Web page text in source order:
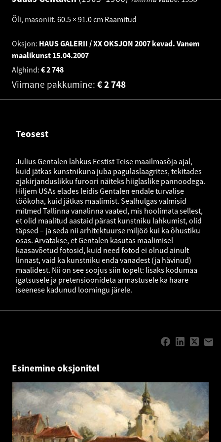
Õli, masoniit. 60.5 × 91.0 cm Raamitud
Oksjon: HAUS GALERII / XX OKSJON 2007 kevad. Vanem
maalikunst 15.04.2007
Alghind:
2 748
€
Viimane pakkumine: 2 748
€
Teosest
Julius Gentalen lahkus Eestist Teise maailmasõja ajal,
kuid jätkas kunstnikuna juba pagulaslaagrites, tekitades
ajakirjanduslikku furoori näiteks hiiglaslike pannoodega.
Hiljem USAs elades leidis Gentalen endale turvalise
töökoha, kuid jätkas maalimist. Sealhulgas valmisid
mitmed Tallinna vanalinna vaated, mis hoolimata sellest,
et olid maalitud aastaid pärast kunstniku lahkumist, olid
täpsed – ja seda nii arhitektuurse miljöö kui ka õhustiku
osas. Arvatakse, et Gentalen kasutas maalimisel
kaasavõetud fotosid, kuid need fotod ei olnud ainult
linnast, vaid ka kunstniku enda vanadest (ja hävinud)
maalidest. Nii on see soojus siin topelt: lisaks kodumaa
igatsusele ja pretensioonideta armastusele ka haare
iseenese kadunud loomingu järele.
Esinemine oksjonitel